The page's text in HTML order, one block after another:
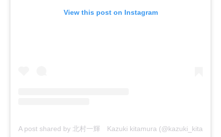
View this post on Instagram
A post shared by 北村一輝 Kazuki kitamura